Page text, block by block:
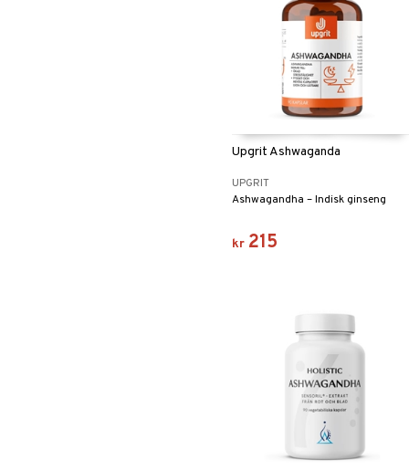
Upgrit Ashwaganda
UPGRIT
Ashwagandha – Indisk ginseng
kr 215